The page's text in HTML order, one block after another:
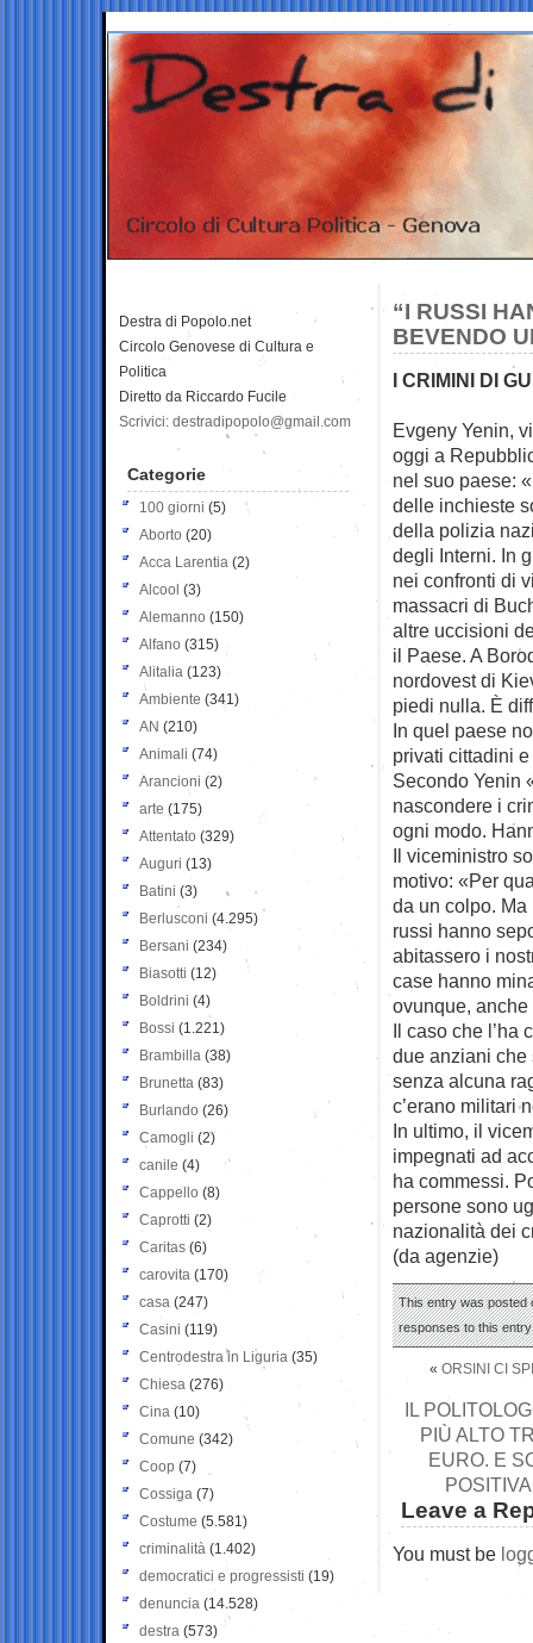
“I RUSSI
BEVENDO
I CRIMINI DI
Evgeny Yenin,
oggi a
nel suo paese:
delle inchieste
della polizia
degli Interni. In
nei confronti di
massacri di
altre uccisioni
il Paese. A
nordovest di
piedi nulla. È
In quel paese
privati cittadini
Secondo Yenin
nascondere i
ogni modo.
Il viceministro
motivo: «Per
da un colpo.
russi hanno
abitassero i
case hanno
ovunque,
Il caso che l’ha
due anziani che
senza alcuna
c’erano militari
In ultimo, il
impegnati ad
ha commessi.
persone sono
nazionalità dei
(da agenzie)
This entry was posted
responses to this
« ORSINI CI
IL
PIÙ ALTO
EURO. E
Leave a
You must be
Destra di Popolo.net
Circolo Genovese di Cultura e
Politica
Diretto da Riccardo Fucile
Scrivici: destradipopolo@gmail.com
Categorie
100 giorni (5)
Aborto (20)
Acca Larentia (2)
Alcool (3)
Alemanno (150)
Alfano (315)
Alitalia (123)
Ambiente (341)
AN (210)
Animali (74)
Arancioni (2)
arte (175)
Attentato (329)
Auguri (13)
Batini (3)
Berlusconi (4.295)
Bersani (234)
Biasotti (12)
Boldrini (4)
Bossi (1.221)
Brambilla (38)
Brunetta (83)
Burlando (26)
Camogli (2)
canile (4)
Cappello (8)
Caprotti (2)
Caritas (6)
carovita (170)
casa (247)
Casini (119)
Centrodestra in Liguria (35)
Chiesa (276)
Cina (10)
Comune (342)
Coop (7)
Cossiga (7)
Costume (5.581)
criminalità (1.402)
democratici e progressisti (19)
denuncia (14.528)
destra (573)